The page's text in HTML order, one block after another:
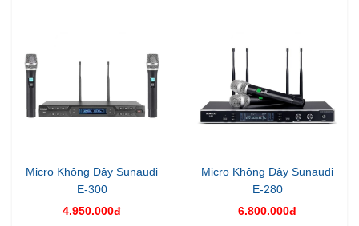
Micro Không Dây Sunaudi
E-300
4.950.000đ
Micro Không Dây Sunaudi
E-280
6.800.000đ